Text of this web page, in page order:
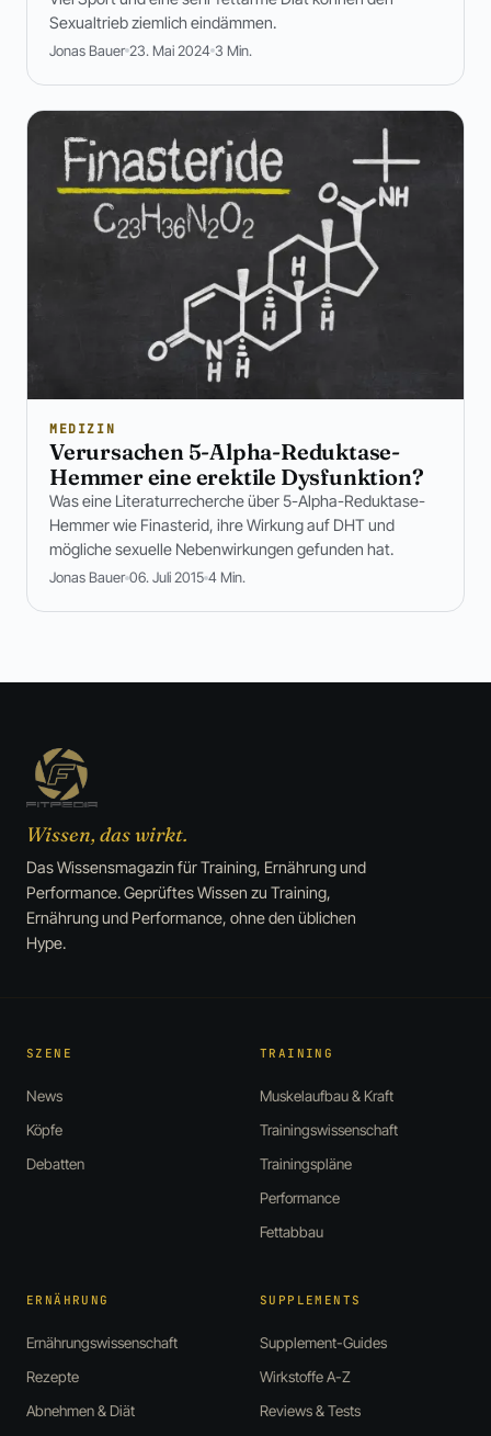
Sexualtrieb ziemlich eindämmen.
Jonas Bauer 23. Mai 2024 3 Min.
MEDIZIN
Verursachen 5-Alpha-Reduktase-
Hemmer eine erektile Dysfunktion?
Was eine Literaturrecherche über 5-Alpha-Reduktase-
Hemmer wie Finasterid, ihre Wirkung auf DHT und
mögliche sexuelle Nebenwirkungen gefunden hat.
Jonas Bauer 06. Juli 2015 4 Min.
Wissen, das wirkt.
Das Wissensmagazin für Training, Ernährung und
Performance. Geprüftes Wissen zu Training,
Ernährung und Performance, ohne den üblichen
Hype.
SZENE
News
Köpfe
Debatten
TRAINING
Muskelaufbau & Kraft
Trainingswissenschaft
Trainingspläne
Performance
Fettabbau
ERNÄHRUNG
Ernährungswissenschaft
Rezepte
Abnehmen & Diät
SUPPLEMENTS
Supplement-Guides
Wirkstoffe A-Z
Reviews & Tests